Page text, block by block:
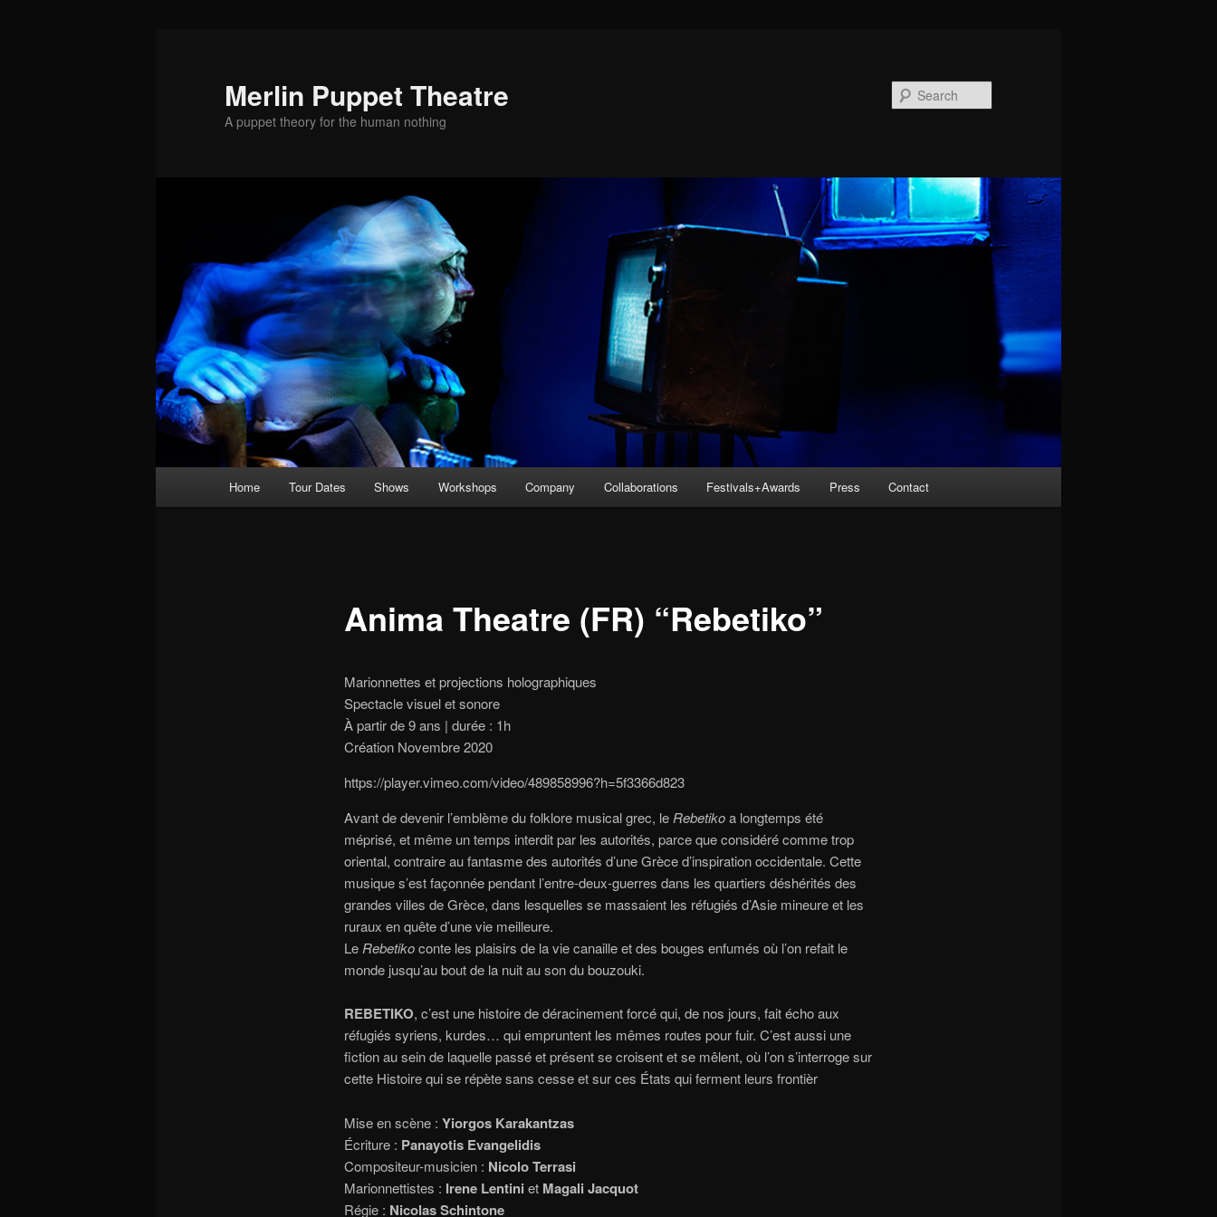
Merlin Puppet Theatre
A puppet theory for the human nothing
Home Tour Dates Shows Workshops Company Collaborations Festivals+Awards Press Contact
Anima Theatre (FR) “Rebetiko”
Marionnettes et projections holographiques
Spectacle visuel et sonore
À partir de 9 ans | durée : 1h
Création Novembre 2020
https://player.vimeo.com/video/489858996?h=5f3366d823
Avant de devenir l’emblème du folklore musical grec, le Rebetikoa longtemps été
méprisé, et même un temps interdit par les autorités, parce que considéré comme trop
oriental, contraire au fantasme des autorités d’une Grèce d’inspiration occidentale. Cette
musique s’est façonnée pendant l’entre-deux-guerres dans les quartiers déshérités des
grandes villes de Grèce, dans lesquelles se massaient les réfugiés d’Asie mineure et les
ruraux en quête d’une vie meilleure.
Le Rebetikoconte les plaisirs de la vie canaille et des bouges enfumés où l’on refait le
monde jusqu’au bout de la nuit au son du bouzouki.
REBETIKO, c’est une histoire de déracinement forcé qui, de nos jours, fait écho aux
réfugiés syriens, kurdes… qui empruntent les mêmes routes pour fuir. C’est aussi une
fiction au sein de laquelle passé et présent se croisent et se mêlent, où l’on s’interroge sur
cette Histoire qui se répète sans cesse et sur ces États qui ferment leurs frontièr
Mise en scène : Yiorgos Karakantzas
Écriture : Panayotis Evangelidis
Compositeur-musicien : Nicolo Terrasi
Marionnettistes : Irene Lentini et Magali Jacquot
Régie : Nicolas Schintone